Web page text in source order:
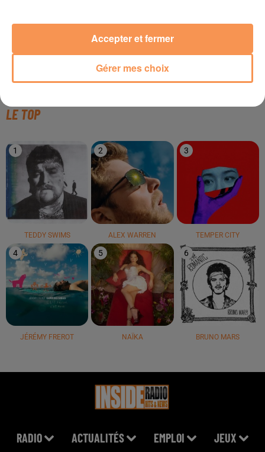
She Doesn't Mind
LE TOP
1
TEDDY SWIMS
2
ALEX WARREN
3
TEMPER CITY
4
JÉRÉMY FREROT
5
NAÏKA
6
BRUNO MARS
RADIO ACTUALITÉS EMPLOI JEUX
Gérer mes choix
Accepter et fermer